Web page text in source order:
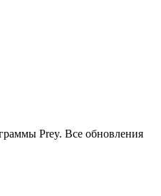
Prey. Все обновления